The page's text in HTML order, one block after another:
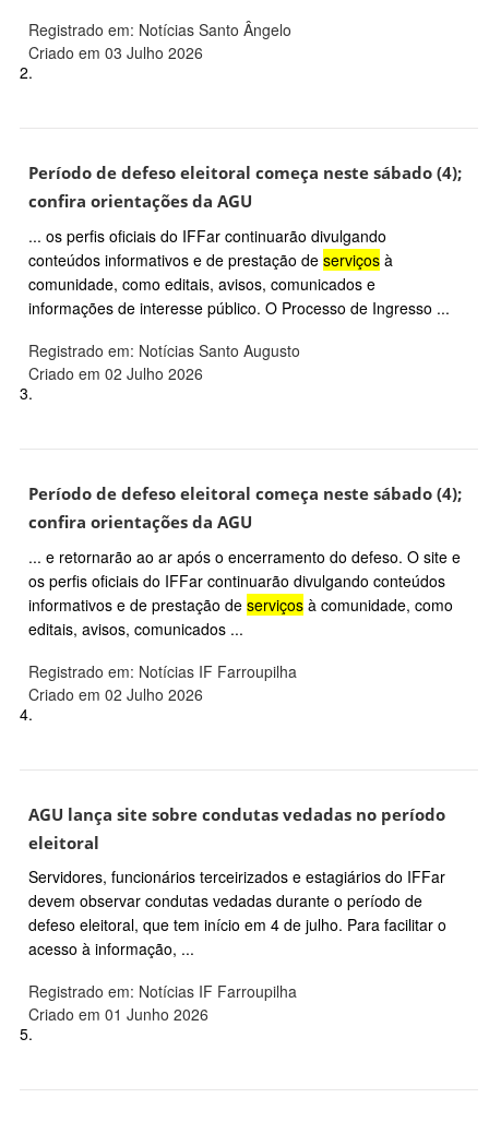
Registrado em: Notícias Santo Ângelo
Criado em 03 Julho 2026
2.
Período de defeso eleitoral começa neste sábado (4);
confira orientações da AGU
... os perfis oficiais do IFFar continuarão divulgando
conteúdos informativos e de prestação de serviços à
comunidade, como editais, avisos, comunicados e
informações de interesse público. O Processo de Ingresso ...
Registrado em: Notícias Santo Augusto
Criado em 02 Julho 2026
3.
Período de defeso eleitoral começa neste sábado (4);
confira orientações da AGU
... e retornarão ao ar após o encerramento do defeso. O site e
os perfis oficiais do IFFar continuarão divulgando conteúdos
informativos e de prestação de serviços à comunidade, como
editais, avisos, comunicados ...
Registrado em: Notícias IF Farroupilha
Criado em 02 Julho 2026
4.
AGU lança site sobre condutas vedadas no período
eleitoral
Servidores, funcionários terceirizados e estagiários do IFFar
devem observar condutas vedadas durante o período de
defeso eleitoral, que tem início em 4 de julho. Para facilitar o
acesso à informação, ...
Registrado em: Notícias IF Farroupilha
Criado em 01 Junho 2026
5.